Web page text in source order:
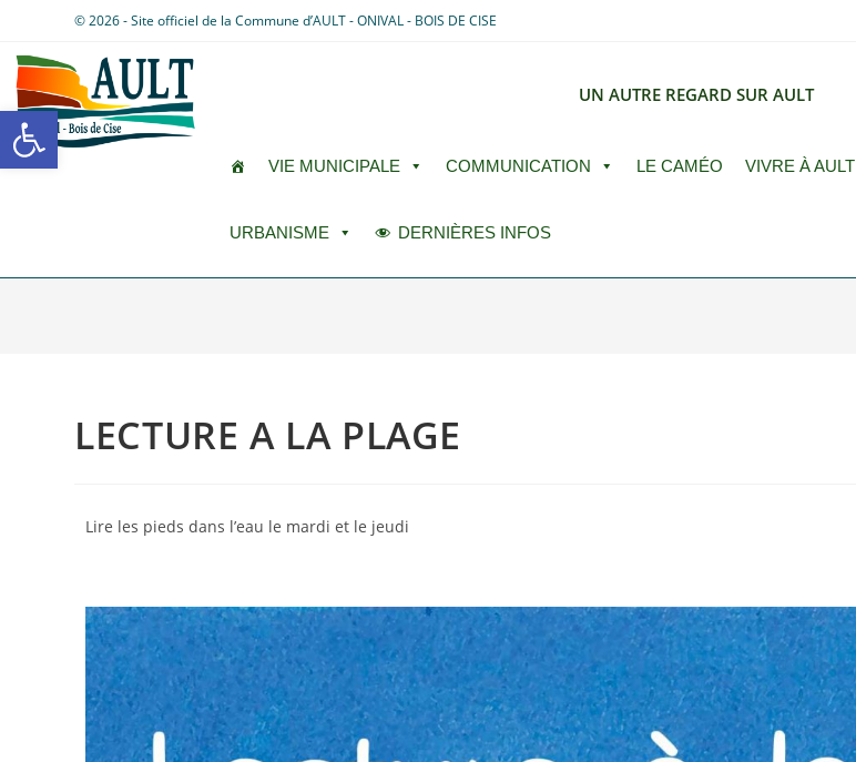
Ouvrir la barre d’outils
© 2026 - Site officiel de la Commune d’AULT - ONIVAL - BOIS DE CISE
UN AUTRE REGARD SUR AULT
VIE MUNICIPALE COMMUNICATION LE CAMÉO VIVRE À AULT
URBANISME DERNIÈRES INFOS
LECTURE A LA PLAGE
Lire les pieds dans l’eau le mardi et le jeudi